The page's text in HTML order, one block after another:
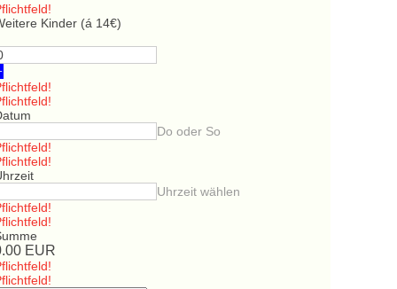
Kinder (á 14€)
Do oder So
Uhrzeit wählen
EUR